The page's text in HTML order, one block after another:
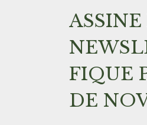
FIQUE
DE